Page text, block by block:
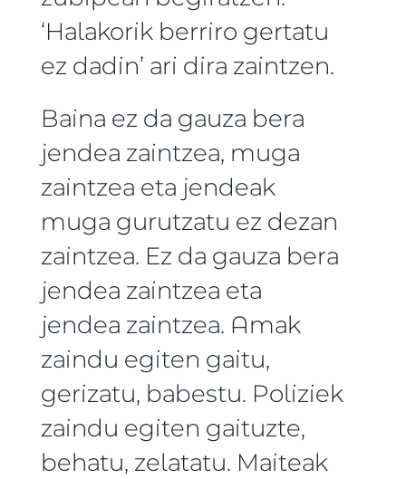
‘Halakorik berriro gertatu
ez dadin’ ari dira zaintzen.
Baina ez da gauza bera
jendea zaintzea, muga
zaintzea eta jendeak
muga gurutzatu ez dezan
zaintzea. Ez da gauza bera
jendea zaintzea eta
jendea zaintzea. Amak
zaindu egiten gaitu,
gerizatu, babestu. Poliziek
zaindu egiten gaituzte,
behatu, zelatatu. Maiteak